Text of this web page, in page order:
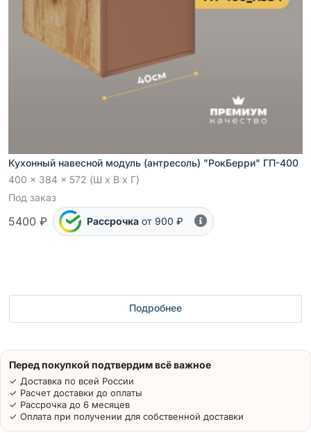
Кухонный навесной модуль (антресоль) "РокБерри" ГП-400
400 x 384 x 572 (Ш x В x Г)
Под заказ
5400 ₽ Рассрочка от 900 ₽
Подробнее
Перед покупкой подтвердим всё важное
✓ Доставка по всей России
✓ Расчет доставки до оплаты
✓ Рассрочка до 6 месяцев
✓ Оплата при получении для собственной доставки